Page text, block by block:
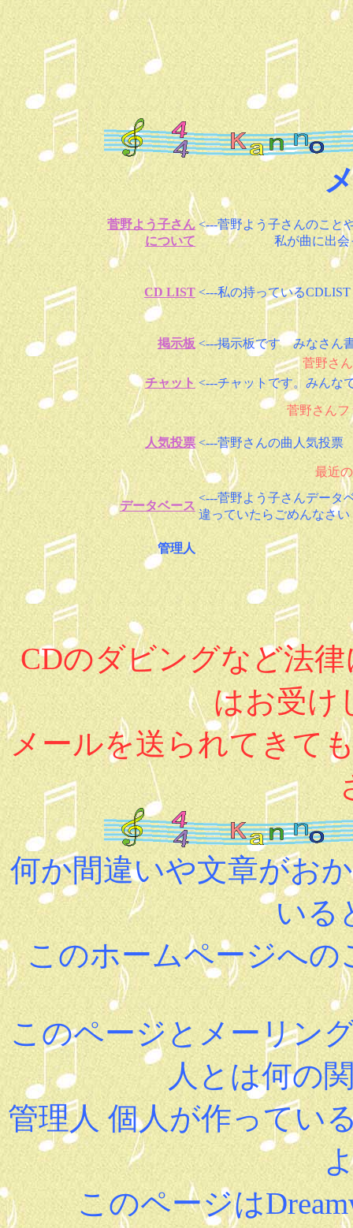
菅野よう子さん
について
<---菅野よう子さんのこ
私が曲に出会った
CD LIST <---私の持っているCDLIST
掲示板 <---掲示板です みなさん
菅野さ
チャット <---チャットです。みんな
菅野さん
人気投票 <---菅野さんの曲人気投票
最近
データベース
<---菅野よう子さんデー
違っていたらごめんなさい
管理人
CDのダビングなど法
はお受け
メールを送られてきて
何か間違いや文章がお
いる
このホームページへの
このページとメーリン
人とは何の
管理人 個人が作ってい
このページは